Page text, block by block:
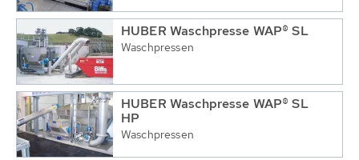
HUBER Waschpresse WAP® SL
Waschpressen
HUBER Waschpresse WAP® SL
HP
Waschpressen